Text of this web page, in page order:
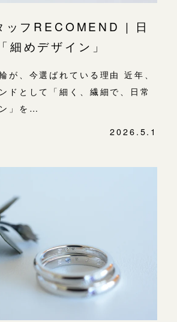
ッフRECOMEND | 日
細めデザイン」
が、今選ばれている理由 近年、
ドとして「細く、繊細で、日常
」を…
2026.5.1